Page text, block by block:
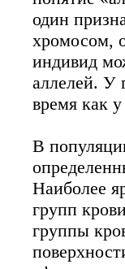
один
хромосом,
индивид
аллелей. У
время как у
В
Наиболее
групп
группы